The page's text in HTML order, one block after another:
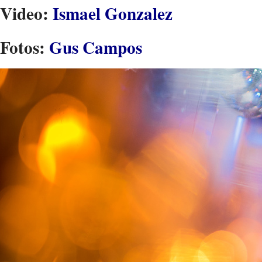
Video: Ismael Gonzalez
Fotos: Gus Campos